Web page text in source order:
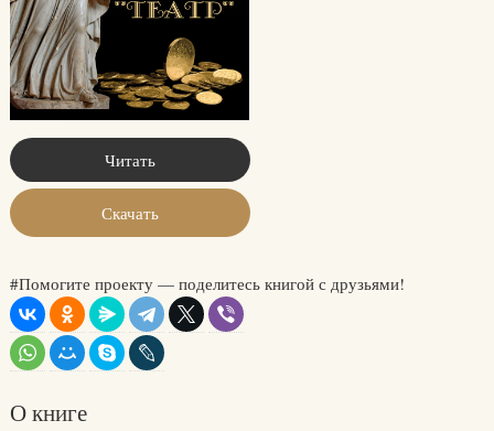
Читать
Скачать
#Помогите проекту — поделитесь книгой с друзьями!
О книге